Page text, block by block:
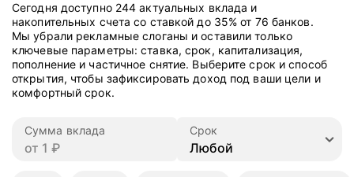
Сегодня доступно 244 актуальных вклада и
накопительных счета со ставкой до 35% от 76 банков.
Мы убрали рекламные слоганы и оставили только
ключевые параметры: ставка, срок, капитализация,
пополнение и частичное снятие. Выберите срок и способ
открытия, чтобы зафиксировать доход под ваши цели и
комфортный срок.
Сумма вклада Срок